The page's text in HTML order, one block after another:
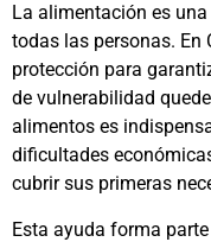
La alimentación es
todas las personas. En
protección para
de vulnerabilidad
alimentos es
dificultades
cubrir sus primeras
Esta ayuda forma